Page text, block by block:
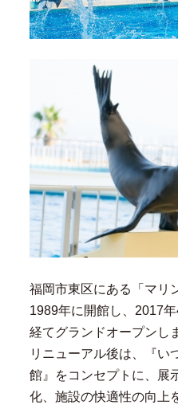
福岡市東区にある「マリ
1989年に開館し、 2017年
経てグランドオープンし
リニューアル後は、『い
館』をコンセプトに、展
化、施設の快適性の向上